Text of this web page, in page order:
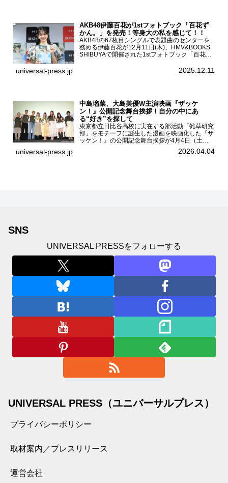
AKB48伊藤百花が1stフォトブック「百花ず
かん。」を発売！等身大の私を感じて！！
AKB48の67枚目シングルで表題曲のセンターを
務める伊藤百花が12月11日(木)、HMV&BOOKS
SHIBUYAで開催された1stフォトブック「百花ず
した。AKB48伊藤百花1stフォトブッ...
universal-press.jp 2025.12.11
中島瑠菜、大島美優W主演映画『ザッケ
ン！』公開記念舞台挨拶！自分の中にあ
る“好き”を探して
東京都立日比谷高校に実在する部活動「雑草研究
部」をモチーフに誕生した漫画を映画化した『ザ
ッケン！』の公開記念舞台挨拶が4月4日（土）
ユナイテッドシネマお台場で開催され、出演者の
中島瑠菜、大島美優、八神遼介（ICEx）、阿佐
universal-press.jp 2026.04.04
SNS
UNIVERSAL PRESSをフォローする
UNIVERSAL PRESS（ユニバーサルプレス）
プライバシーポリシー
取材案内／プレスリリース
運営会社